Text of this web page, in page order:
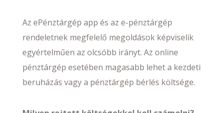
Az ePénztárgép app és az e-pénztárgép
rendeletnek megfelelő megoldások képviselik
egyértelműen az olcsóbb irányt. Az online
pénztárgép esetében magasabb lehet a kezdeti
beruházás vagy a pénztárgép bérlés költsége.